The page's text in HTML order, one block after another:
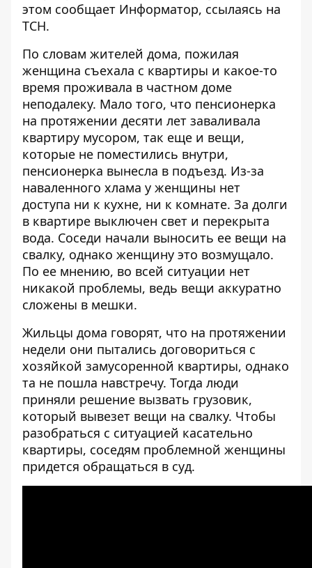
этом сообщает Информатор, ссылаясь на
ТСН.
По словам жителей дома, пожилая
женщина съехала с квартиры и какое-то
время проживала в частном доме
неподалеку. Мало того, что пенсионерка
на протяжении десяти лет заваливала
квартиру мусором, так еще и вещи,
которые не поместились внутри,
пенсионерка вынесла в подъезд. Из-за
наваленного хлама у женщины нет
доступа ни к кухне, ни к комнате. За долги
в квартире выключен свет и перекрыта
вода. Соседи начали выносить ее вещи на
свалку, однако женщину это возмущало.
По ее мнению, во всей ситуации нет
никакой проблемы, ведь вещи аккуратно
сложены в мешки.
Жильцы дома говорят, что на протяжении
недели они пытались договориться с
хозяйкой замусоренной квартиры, однако
та не пошла навстречу. Тогда люди
приняли решение вызвать грузовик,
который вывезет вещи на свалку. Чтобы
разобраться с ситуацией касательно
квартиры, соседям проблемной женщины
придется обращаться в суд.